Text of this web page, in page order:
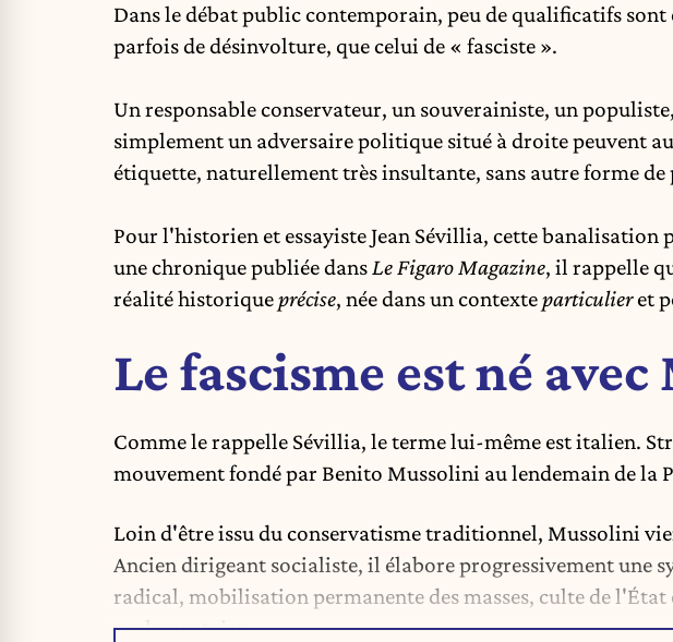
Dans le débat public contemporain, peu de qualificatifs
parfois de désinvolture, que celui de « fasciste ».
Un responsable conservateur, un souverainiste, un
simplement un adversaire politique situé à droite peuvent
étiquette, naturellement très insultante, sans autre forme de
Pour l'historien et essayiste Jean Sévillia, cette banalisation
une chronique publiée dansLe Figaro Magazine, il rappelle
réalité historiqueprécise, née dans un contexteparticulieret
Le fascisme est né
Comme le rappelle Sévillia, le terme lui-même est italien.
mouvement fondé par Benito Mussolini au lendemain de la
Loin d'être issu du conservatisme traditionnel, Mussolini
Ancien dirigeant socialiste, il élabore progressivement une
radical, mobilisation permanente des masses, culte de
parlementaire.